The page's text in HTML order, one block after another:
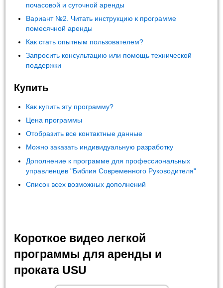
почасовой и суточной аренды
Вариант №2. Читать инструкцию к программе
помесячной аренды
Как стать опытным пользователем?
Запросить консультацию или помощь технической
поддержки
Купить
Как купить эту программу?
Цена программы
Отобразить все контактные данные
Можно заказать индивидуальную разработку
Дополнение к программе для профессиональных
управленцев "Библия Современного Руководителя"
Список всех возможных дополнений
Короткое видео легкой
программы для аренды и
проката USU